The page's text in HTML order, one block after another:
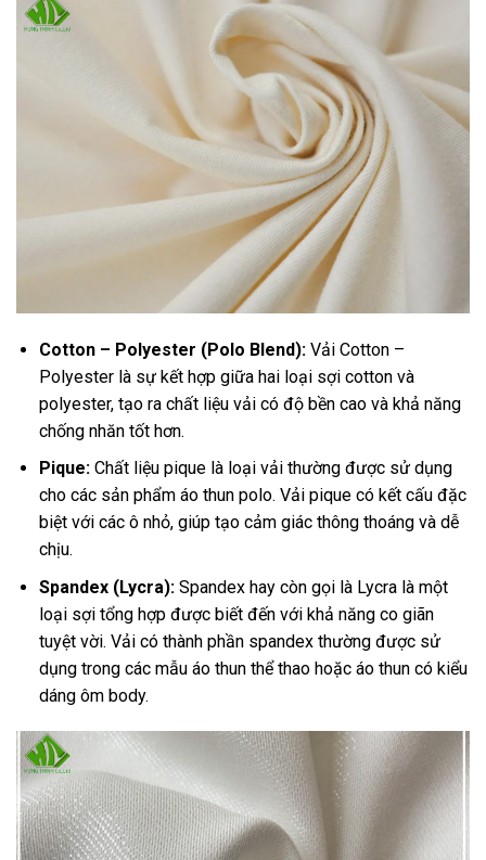
Cotton – Polyester (Polo Blend): Vải Cotton –
Polyester là sự kết hợp giữa hai loại sợi cotton và
polyester, tạo ra chất liệu vải có độ bền cao và khả năng
chống nhăn tốt hơn.
Pique:Chất liệu pique là loại vải thường được sử dụng
cho các sản phẩm áo thun polo. Vải pique có kết cấu đặc
biệt với các ô nhỏ, giúp tạo cảm giác thông thoáng và dễ
chịu.
Spandex (Lycra):Spandex hay còn gọi là Lycra là một
loại sợi tổng hợp được biết đến với khả năng co giãn
tuyệt vời. Vải có thành phần spandex thường được sử
dụng trong các mẫu áo thun thể thao hoặc áo thun có kiểu
dáng ôm body.